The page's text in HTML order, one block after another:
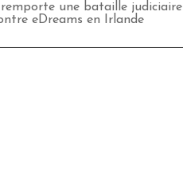
une bataille judiciaire
eDreams en Irlande